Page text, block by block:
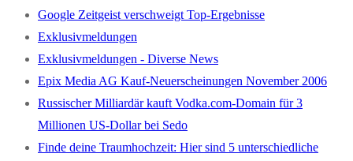
Google Zeitgeist verschweigt Top-Ergebnisse
Exklusivmeldungen
Exklusivmeldungen - Diverse News
Epix Media AG Kauf-Neuerscheinungen November 2006
Russischer Milliardär kauft Vodka.com-Domain für 3
Millionen US-Dollar bei Sedo
Finde deine Traumhochzeit: Hier sind 5 unterschiedliche